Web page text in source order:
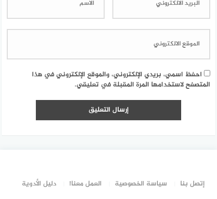
احفظ اسمي، بريدي الإلكتروني، والموقع الإلكتروني في هذا
المتصفح لاستخدامها المرة المقبلة في تعليقي.
إتصل بنا سياسة الخصوصية العمل معنا! دليل الأدوية